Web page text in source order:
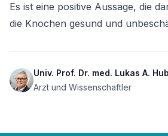
Es ist eine positive Aussage, die
die Knochen gesund und
Univ. Prof. Dr. med. Lukas A.
Arzt und Wissenschaftler